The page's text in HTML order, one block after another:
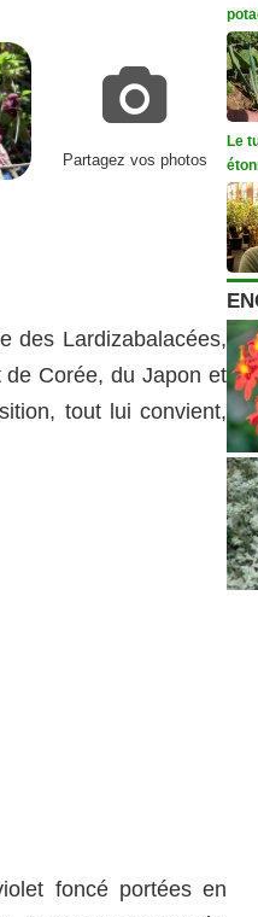
Partagez vos photos
des Lardizabalacées,
Corée, du Japon et
tout lui convient,
foncé portées en
Le